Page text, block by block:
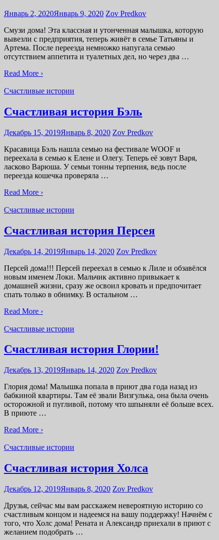
Январь 2, 2020Январь 9, 2020 Zov Predkov
Смузи дома! Эта классная и утонченная малышка, которую
вывезли с предприятия, теперь живёт в семье Татьяны и
Артема. После переезда немножко напугала семью
отсутствием аппетита и туалетных дел, но через два …
Read More ›
Счастливые истории
Счастливая история Бэль
Декабрь 15, 2019Январь 8, 2020 Zov Predkov
Красавица Бэль нашла семью на фестивале WOOF и
переехала в семью к Елене и Олегу. Теперь её зовут Варя,
ласково Варюша. У семьи тонны терпения, ведь после
переезда кошечка проверяла …
Read More ›
Счастливые истории
Счастливая история Персея
Декабрь 14, 2019Январь 14, 2020 Zov Predkov
Персей дома!!! Персей переехал в семью к Лиле и обзавёлся
новым именем Локи. Мальчик активно привыкает к
домашней жизни, сразу же освоил кровать и предпочитает
спать только в обнимку. В остальном …
Read More ›
Счастливые истории
Счастливая история Глории!
Декабрь 13, 2019Январь 14, 2020 Zov Predkov
Глория дома! Малышка попала в приют два года назад из
бабкиной квартиры. Там её звали Визгулька, она была очень
осторожной и пугливой, потому что шпыняли её больше всех.
В приюте …
Read More ›
Счастливые истории
Счастливая история Холса
Декабрь 12, 2019Январь 8, 2020 Zov Predkov
Друзья, сейчас мы вам расскажем невероятную историю со
счастливым концом и надеемся на вашу поддержку! Начнём с
того, что Холс дома! Рената и Александр приехали в приют с
желанием подобрать …